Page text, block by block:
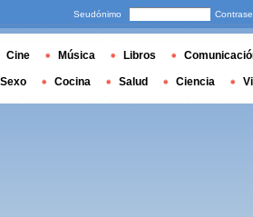
Seudónimo
Cine Música Libros
Sexo Cocina Salud Ciencia